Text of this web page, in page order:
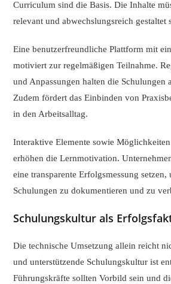
Curriculum sind die Basis. Die Inhalte
relevant und abwechslungsreich gestaltet
Eine benutzerfreundliche Plattform mit
motiviert zur regelmäßigen Teilnahme.
und Anpassungen halten die Schulungen
Zudem fördert das Einbinden von
in den Arbeitsalltag.
Interaktive Elemente sowie
erhöhen die Lernmotivation.
eine transparente Erfolgsmessung
Schulungen zu dokumentieren und zu
Schulungskultur als
Die technische Umsetzung allein reicht
und unterstützende Schulungskultur ist
Führungskräfte sollten Vorbild sein und